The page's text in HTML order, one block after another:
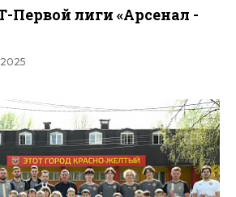
Первой лиги «Арсенал -